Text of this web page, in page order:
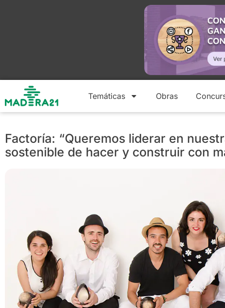
Temáticas Obras
Factoría: “Queremos liderar en
sostenible de hacer y construir con